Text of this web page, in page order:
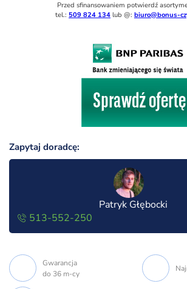
Przed sfinansowaniem potwierdź
tel.: 509 824 134 lub @: biuro@bonus-
Zapytaj doradcę:
Patryk Głębocki
513-552-250
Gwarancja
do 36 m-cy